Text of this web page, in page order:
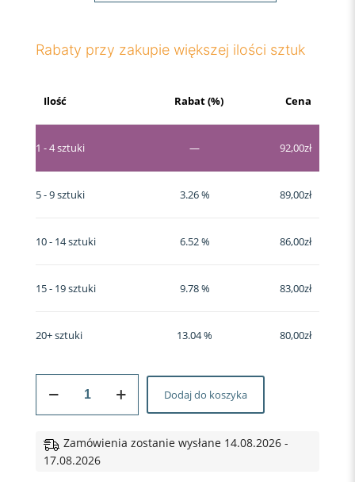
Rabaty przy zakupie większej ilości sztuk
Ilość Rabat (%) Cena
1 - 4sztuki — 92,00zł
5 - 9 sztuki 3.26 % 89,00zł
10 - 14 sztuki 6.52 % 86,00zł
15 - 19 sztuki 9.78 % 83,00zł
20+ sztuki 13.04 % 80,00zł
Koszulka
Pikselowa
Fala
Dodaj do koszyka
Zamówienia zostanie wysłane 14.08.2026 -
17.08.2026